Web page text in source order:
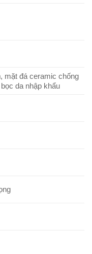
mặt đá ceramic chống
da nhập khẩu